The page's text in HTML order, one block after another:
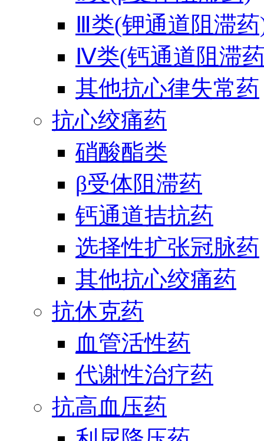
Ⅲ类(钾通道阻滞
Ⅳ类(钙通道阻滞
其他抗心律失常药
抗心绞痛药
硝酸酯类
β受体阻滞药
钙通道拮抗药
选择性扩张冠脉药
其他抗心绞痛药
抗休克药
血管活性药
代谢性治疗药
抗高血压药